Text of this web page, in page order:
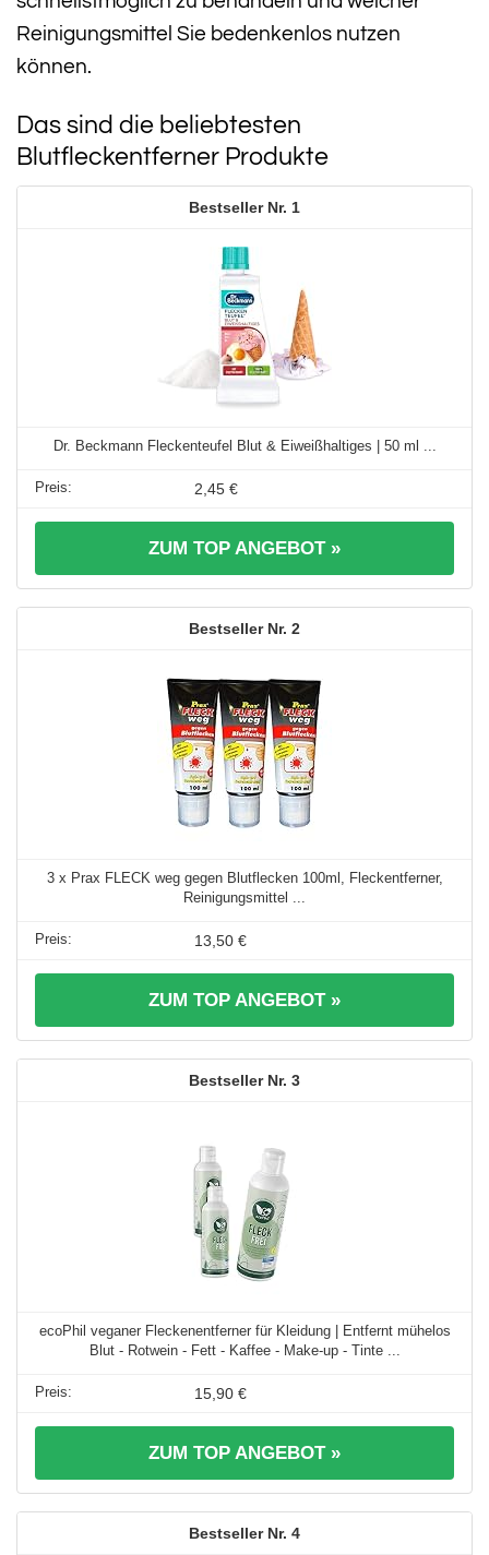
Reinigungsmittel Sie bedenkenlos nutzen
können.
Das sind die beliebtesten
Blutfleckentferner Produkte
1
Dr. Beckmann Fleckenteufel Blut & Eiweißhaltiges | 50 ml ...
2,45 €
ZUM TOP ANGEBOT »
2
3 x Prax FLECK weg gegen Blutflecken 100ml, Fleckentferner,
Reinigungsmittel ...
13,50 €
ZUM TOP ANGEBOT »
3
ecoPhil veganer Fleckenentferner für Kleidung | Entfernt mühelos
Blut - Rotwein - Fett - Kaffee - Make-up - Tinte ...
15,90 €
ZUM TOP ANGEBOT »
4